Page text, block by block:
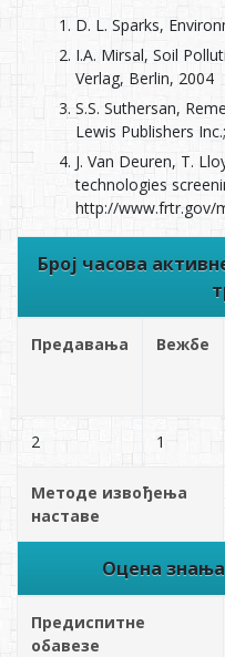
D. L. Sparks,
I.A. Mirsal, Soil
Verlag, Berlin, 2004
S.S. Suthersan,
Lewis Publishers
J. Van Deuren, T.
technologies
http://www.frtr.gov/
Број часова
Предавања Вежбе
2 1
Методе извођења
наставе
Оцена
Предиспитне
обавезе